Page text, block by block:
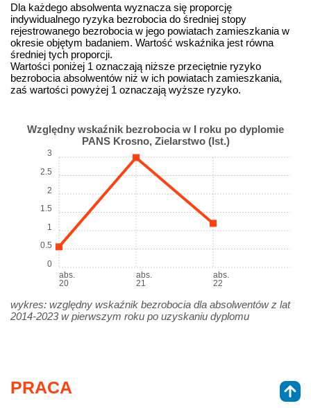
Dla każdego absolwenta wyznacza się proporcję
indywidualnego ryzyka bezrobocia do średniej stopy
rejestrowanego bezrobocia w jego powiatach zamieszkania w
okresie objętym badaniem. Wartość wskaźnika jest równa
średniej tych proporcji.
Wartości poniżej 1 oznaczają niższe przeciętnie ryzyko
bezrobocia absolwentów niż w ich powiatach zamieszkania,
zaś wartości powyżej 1 oznaczają wyższe ryzyko.
Względny wskaźnik bezrobocia w I roku po dyplomie
PANS Krosno, Zielarstwo (Ist.)
abs.
20
abs.
21
abs.
22
0
0.5
1
1.5
2
2.5
3
wykres: względny wskaźnik bezrobocia dla absolwentów z lat
2014-2023 w pierwszym roku po uzyskaniu dyplomu
PRACA